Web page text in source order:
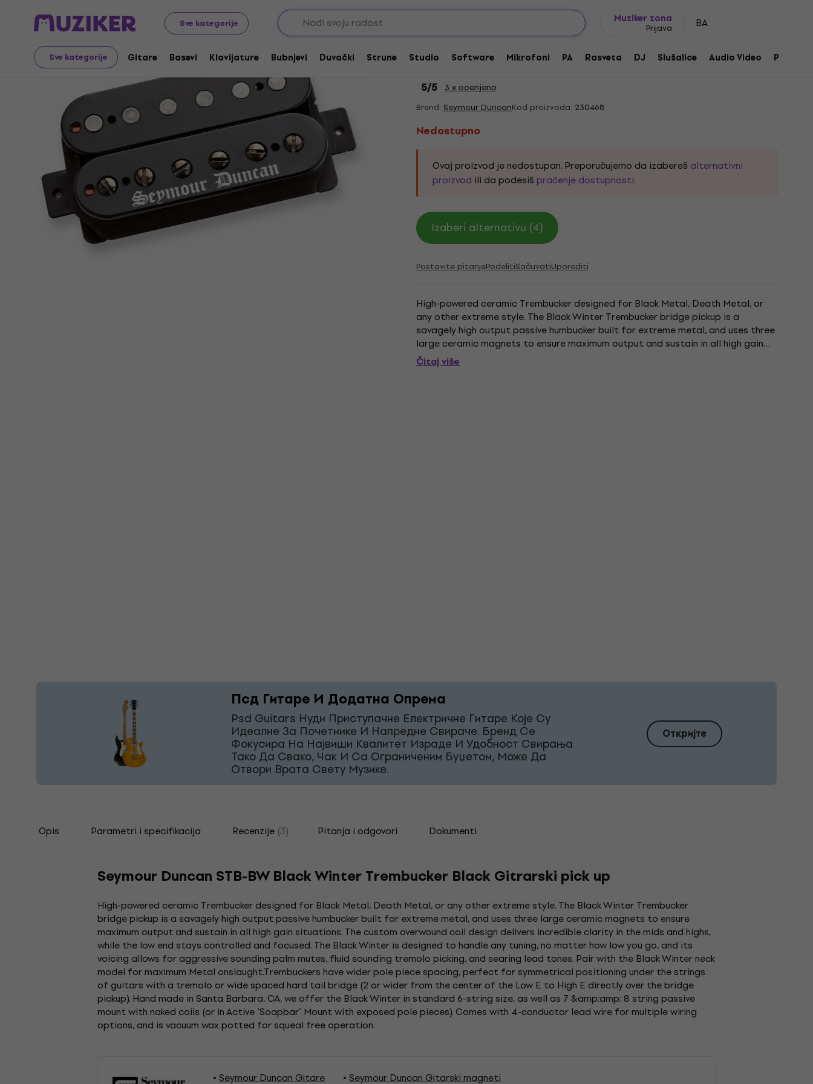
Sve kategorije
Muziker zona
Prijava BA
Sve kategorije Gitare Basevi Klavijature Bubnjevi Duvački Strune Studio Software Mikrofoni PA Rasveta DJ Slušalice Audio Video Pribor
Muzički instrumenti Gitare Gitarski magneti
Humbucker magneti
Nedostupno
Seymour Duncan STB-BW Black Winter Trembucker Black
5/5 3 x ocenjeno
Brend: Seymour DuncanKod proizvoda: 230468
Nedostupno
Ovaj proizvod je nedostupan. Preporučujemo da izabereš alternativni
proizvod ili da podesiš praćenje dostupnosti.
Izaberi alternativu (4)
Postavite pitanjePodelitiSačuvatiUporediti
High-powered ceramic Trembucker designed for Black Metal, Death Metal, or
any other extreme style. The Black Winter Trembucker bridge pickup is a
savagely high output passive humbucker built for extreme metal, and uses three
large ceramic magnets to ensure maximum output and sustain in all high gain
situations. The custom overwound coil design...
Čitaj više
Псд Гитаре И Додатна Опрема
Psd Guitars Нуди Приступачне Електричне Гитаре Које Су
Идеалне За Почетнике И Напредне Свираче. Бренд Се
Фокусира На Највиши Квалитет Израде И Удобност Свирања
Тако Да Свако, Чак И Са Ограниченим Буџетом, Може Да
Отвори Врата Свету Музике.
Откријте
Opis Parametri i specifikacija Recenzije (3) Pitanja i odgovori Dokumenti
Seymour Duncan STB-BW Black Winter Trembucker Black Gitrarski pick up
High-powered ceramic Trembucker designed for Black Metal, Death Metal, or any other extreme style. The Black Winter Trembucker
bridge pickup is a savagely high output passive humbucker built for extreme metal, and uses three large ceramic magnets to ensure
maximum output and sustain in all high gain situations. The custom overwound coil design delivers incredible clarity in the mids and highs,
while the low end stays controlled and focused. The Black Winter is designed to handle any tuning, no matter how low you go, and its
voicing allows for aggressive sounding palm mutes, fluid sounding tremolo picking, and searing lead tones. Pair with the Black Winter neck
model for maximum Metal onslaught.Trembuckers have wider pole piece spacing, perfect for symmetrical positioning under the strings
of guitars with a tremolo or wide spaced hard tail bridge (2 or wider from the center of the Low E to High E directly over the bridge
pickup). Hand made in Santa Barbara, CA, we offer the Black Winter in standard 6-string size, as well as 7 &amp;amp; 8 string passive
mount with naked coils (or in Active ‘Soapbar’ Mount with exposed pole pieces). Comes with 4-conductor lead wire for multiple wiring
options, and is vacuum wax potted for squeal free operation.
Seymour Duncan Gitare
Seymour Duncan Gitarski magneti